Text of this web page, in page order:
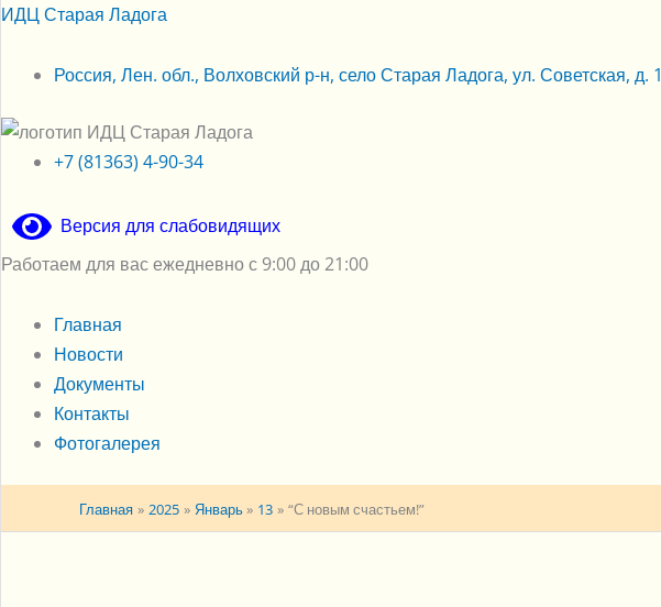
Перейти
содержимому
ИДЦ Старая Ладога
Россия, Лен. обл., Волховский р-н, село Старая Ладога, ул. Советская, д. 1
+7 (81363) 4-90-34
Версия для слабовидящих
Работаем для вас ежедневно с 9:00 до 21:00
Меню
Главная
Новости
Документы
Контакты
Фотогалерея
Главная 2025 Январь 13 “С новым счастьем!”
Меню